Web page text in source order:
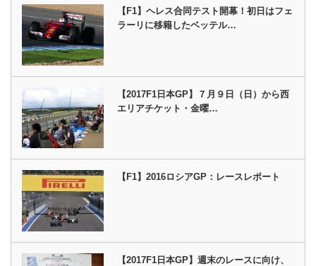
【F1】ヘレス合同テスト開幕！初日はフェ
ラーリに移籍したベッテル…
【2017F1日本GP】７月９日（日）から西
エリアチケット・金曜…
【F1】2016ロシアGP：レースレポート
【2017F1日本GP】週末のレースに向け、